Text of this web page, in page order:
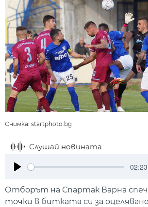
Снимка: startphoto.bg
Слушай новината
-02:23
Отборът на Спартак Варна
точки в битката си за